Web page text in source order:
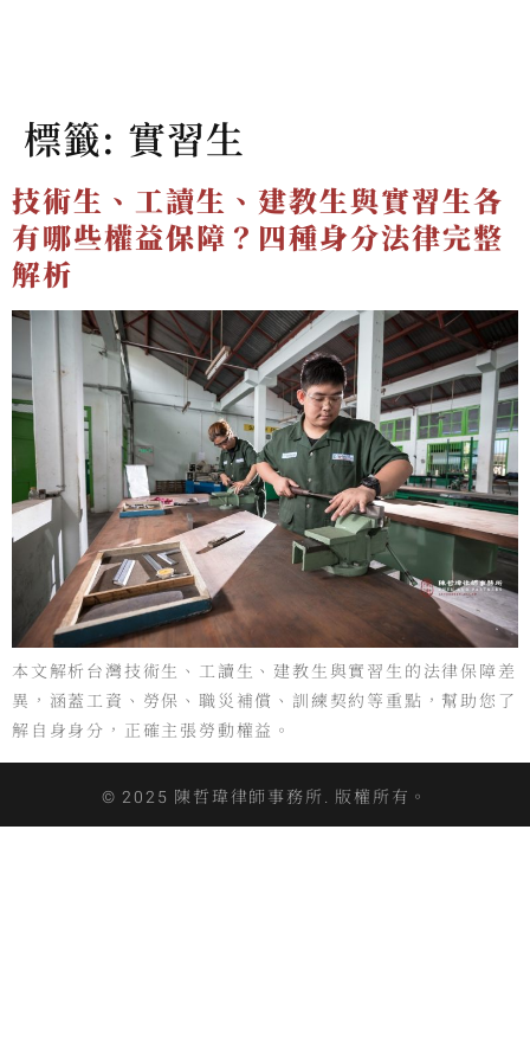
標籤: 實習生
技術生、工讀生、建教生與實習生各
有哪些權益保障？四種身分法律完整
解析
本文解析台灣技術生、工讀生、建教生與實習生的法律保障差
異，涵蓋工資、勞保、職災補償、訓練契約等重點，幫助您了
解自身身分，正確主張勞動權益。
© 2025 陳哲瑋律師事務所. 版權所有。